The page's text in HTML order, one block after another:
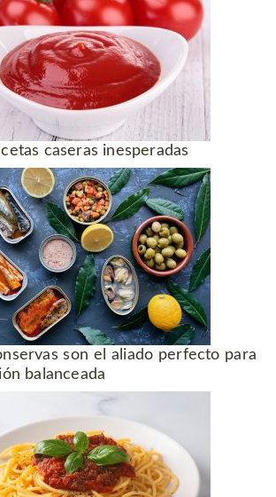
caseras inesperadas
son el aliado perfecto para
balanceada